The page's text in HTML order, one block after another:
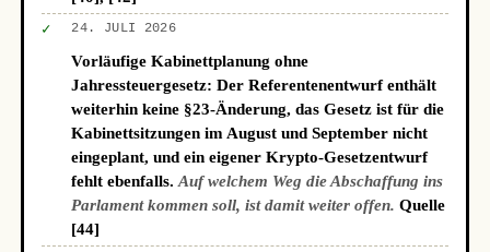
✓ 24. JULI 2026
Vorläufige Kabinettplanung ohne
Jahressteuergesetz: Der Referentenentwurf enthält
weiterhin keine §23-Änderung, das Gesetz ist für die
Kabinettsitzungen im August und September nicht
eingeplant, und ein eigener Krypto-Gesetzentwurf
fehlt ebenfalls.Auf welchem Weg die Abschaffung ins
Parlament kommen soll, ist damit weiter offen. Quelle
[44]